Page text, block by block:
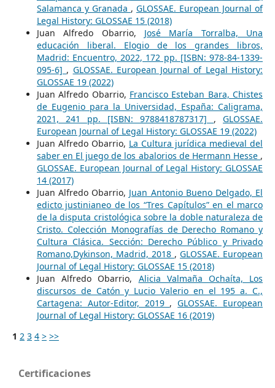
Salamanca y Granada ,GLOSSAE. European Journal of
Legal History: GLOSSAE 15 (2018)
Juan Alfredo Obarrio, José María Torralba, Una
educación liberal. Elogio de los grandes libros,
Madrid: Encuentro, 2022, 172 pp. [ISBN: 978-84-1339-
095-6] , GLOSSAE. European Journal of Legal History:
GLOSSAE 19 (2022)
Juan Alfredo Obarrio, Francisco Esteban Bara, Chistes
de Eugenio para la Universidad, España: Caligrama,
2021, 241 pp. [ISBN: 9788418787317] ,GLOSSAE.
European Journal of Legal History: GLOSSAE 19 (2022)
Juan Alfredo Obarrio, La Cultura jurídica medieval del
saber en El juego de los abalorios de Hermann Hesse ,
GLOSSAE. European Journal of Legal History: GLOSSAE
14 (2017)
Juan Alfredo Obarrio, Juan Antonio Bueno Delgado, El
edicto justinianeo de los “Tres Capítulos” en el marco
de la disputa cristológica sobre la doble naturaleza de
Cristo. Colección Monografías de Derecho Romano y
Cultura Clásica. Sección: Derecho Público y Privado
Romano,Dykinson, Madrid, 2018 ,GLOSSAE. European
Journal of Legal History: GLOSSAE 15 (2018)
Juan Alfredo Obarrio, Alicia Valmaña Ochaíta, Los
discursos de Catón y Lucio Valerio en el 195 a. C.,
Cartagena: Autor-Editor, 2019 ,GLOSSAE. European
Journal of Legal History: GLOSSAE 16 (2019)
1 2 3 4 > >>
Certificaciones